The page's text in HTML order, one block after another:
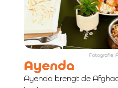
Fotografie:
Ayenda
Ayenda brengt de